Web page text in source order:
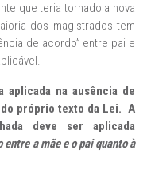
que teria tornado a nova
dos magistrados tem
de acordo” entre pai e
aplicada na ausência de
próprio texto da Lei. A
deve ser aplicada
entre a mãe e o pai quanto à